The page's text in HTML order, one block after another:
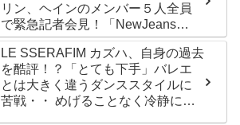
リン、ヘインのメンバー５人全員
で緊急記者会見！「NewJeans
never dies!」と微笑みの宣言！
ADOR側、2029年まで契約有効と
主張
LE SSERAFIM カズハ、自身の過去
を酷評！？「とても下手」バレエ
とは大きく違うダンススタイルに
苦戦・・ めげることなく冷静に努